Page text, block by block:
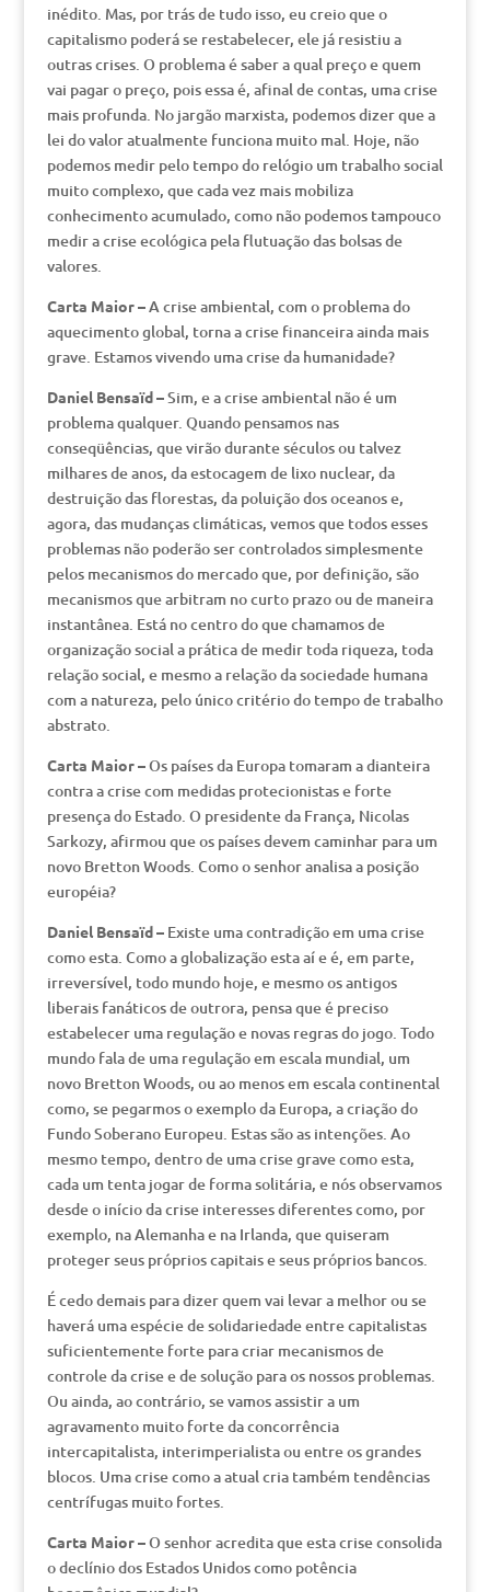
inédito. Mas, por trás de tudo isso, eu creio que o
capitalismo poderá se restabelecer, ele já resistiu a
outras crises. O problema é saber a qual preço e quem
vai pagar o preço, pois essa é, afinal de contas, uma crise
mais profunda. No jargão marxista, podemos dizer que a
lei do valor atualmente funciona muito mal. Hoje, não
podemos medir pelo tempo do relógio um trabalho social
muito complexo, que cada vez mais mobiliza
conhecimento acumulado, como não podemos tampouco
medir a crise ecológica pela flutuação das bolsas de
valores.
Carta Maior –A crise ambiental, com o problema do
aquecimento global, torna a crise financeira ainda mais
grave. Estamos vivendo uma crise da humanidade?
Daniel Bensaïd –Sim, e a crise ambiental não é um
problema qualquer. Quando pensamos nas
conseqüências, que virão durante séculos ou talvez
milhares de anos, da estocagem de lixo nuclear, da
destruição das florestas, da poluição dos oceanos e,
agora, das mudanças climáticas, vemos que todos esses
problemas não poderão ser controlados simplesmente
pelos mecanismos do mercado que, por definição, são
mecanismos que arbitram no curto prazo ou de maneira
instantânea. Está no centro do que chamamos de
organização social a prática de medir toda riqueza, toda
relação social, e mesmo a relação da sociedade humana
com a natureza, pelo único critério do tempo de trabalho
abstrato.
Carta Maior –Os países da Europa tomaram a dianteira
contra a crise com medidas protecionistas e forte
presença do Estado. O presidente da França, Nicolas
Sarkozy, afirmou que os países devem caminhar para um
novo Bretton Woods. Como o senhor analisa a posição
européia?
Daniel Bensaïd –Existe uma contradição em uma crise
como esta. Como a globalização esta aí e é, em parte,
irreversível, todo mundo hoje, e mesmo os antigos
liberais fanáticos de outrora, pensa que é preciso
estabelecer uma regulação e novas regras do jogo. Todo
mundo fala de uma regulação em escala mundial, um
novo Bretton Woods, ou ao menos em escala continental
como, se pegarmos o exemplo da Europa, a criação do
Fundo Soberano Europeu. Estas são as intenções. Ao
mesmo tempo, dentro de uma crise grave como esta,
cada um tenta jogar de forma solitária, e nós observamos
desde o início da crise interesses diferentes como, por
exemplo, na Alemanha e na Irlanda, que quiseram
proteger seus próprios capitais e seus próprios bancos.
É cedo demais para dizer quem vai levar a melhor ou se
haverá uma espécie de solidariedade entre capitalistas
suficientemente forte para criar mecanismos de
controle da crise e de solução para os nossos problemas.
Ou ainda, ao contrário, se vamos assistir a um
agravamento muito forte da concorrência
intercapitalista, interimperialista ou entre os grandes
blocos. Uma crise como a atual cria também tendências
centrífugas muito fortes.
Carta Maior –O senhor acredita que esta crise consolida
o declínio dos Estados Unidos como potência